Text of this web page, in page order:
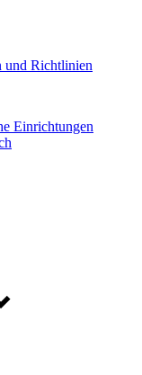
und Richtlinien
Einrichtungen